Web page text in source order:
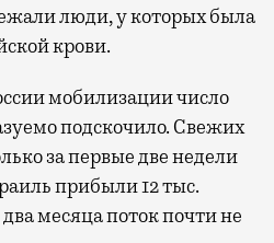
люди, у которых была
крови.
мобилизации число
подскочило. Свежих
за первые две недели
прибыли 12 тыс.
месяца поток почти не